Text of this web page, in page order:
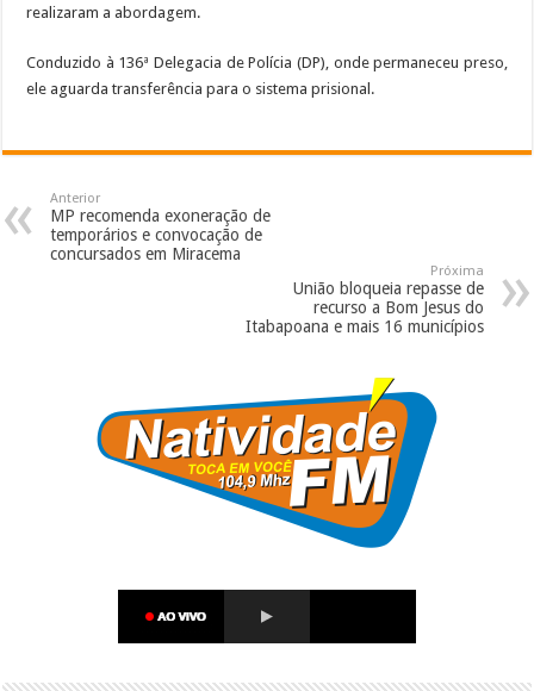
realizaram a abordagem.
Conduzido à 136ª Delegacia de Polícia (DP), onde permaneceu preso,
ele aguarda transferência para o sistema prisional.
Anterior
MP recomenda exoneração de
temporários e convocação de
concursados em Miracema
Próxima
União bloqueia repasse de
recurso a Bom Jesus do
Itabapoana e mais 16 municípios